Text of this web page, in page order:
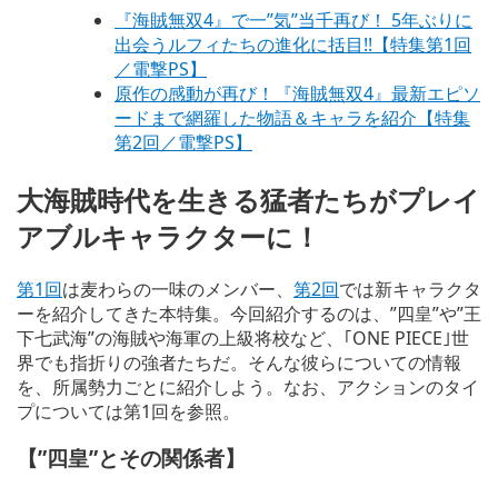
『海賊無双4』で一”気”当千再び！ 5年ぶりに
出会うルフィたちの進化に括目!!【特集第1回
／電撃PS】
原作の感動が再び！『海賊無双4』最新エピソ
ードまで網羅した物語＆キャラを紹介【特集
第2回／電撃PS】
大海賊時代を生きる猛者たちがプレイ
アブルキャラクターに！
第1回は麦わらの一味のメンバー、 第2回では新キャラクタ
ーを紹介してきた本特集。今回紹介するのは、”四皇”や”王
下七武海”の海賊や海軍の上級将校など、｢ONE PIECE｣世
界でも指折りの強者たちだ。そんな彼らについての情報
を、所属勢力ごとに紹介しよう。なお、アクションのタイ
プについては第1回を参照。
【”四皇”とその関係者】